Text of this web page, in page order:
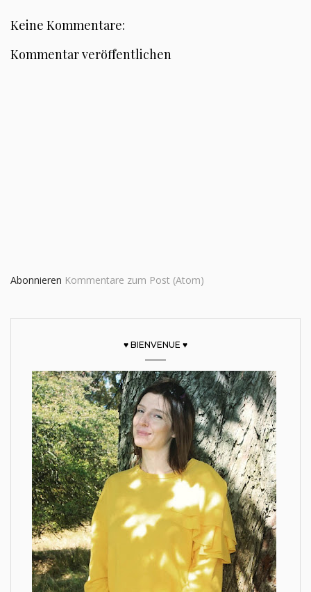
Keine Kommentare:
Kommentar veröffentlichen
Abonnieren Kommentare zum Post (Atom)
♥ BIENVENUE ♥